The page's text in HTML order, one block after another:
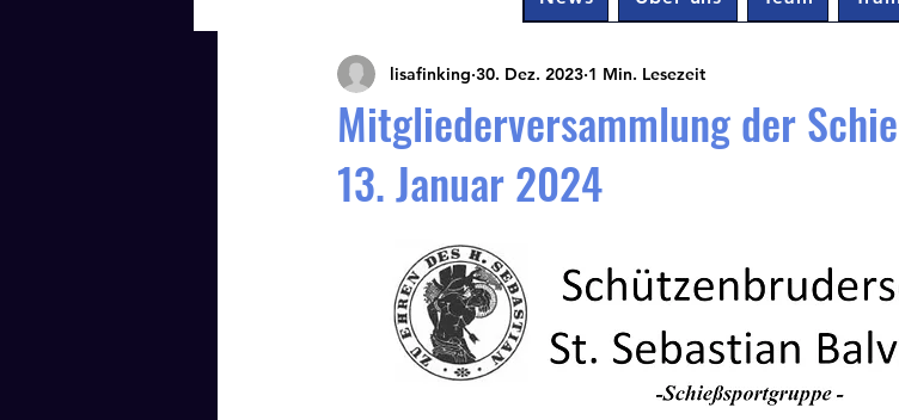
Mitgliederversammlung der
13. Januar 2024
lisafinking 30. Dez. 2023 1 Min. Lesezeit